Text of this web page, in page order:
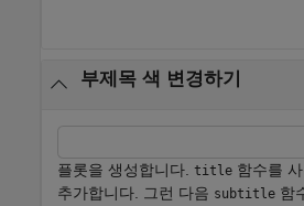
부제목 색 변경하기
플롯을 생성합니다. title 함수를
추가합니다. 그런 다음 subtitle 함